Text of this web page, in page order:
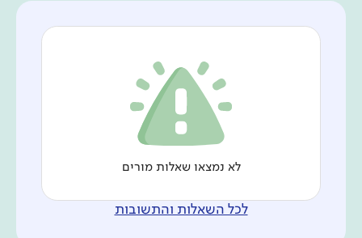
לא נמצאו שאלות מורים
לכל השאלות והתשובות